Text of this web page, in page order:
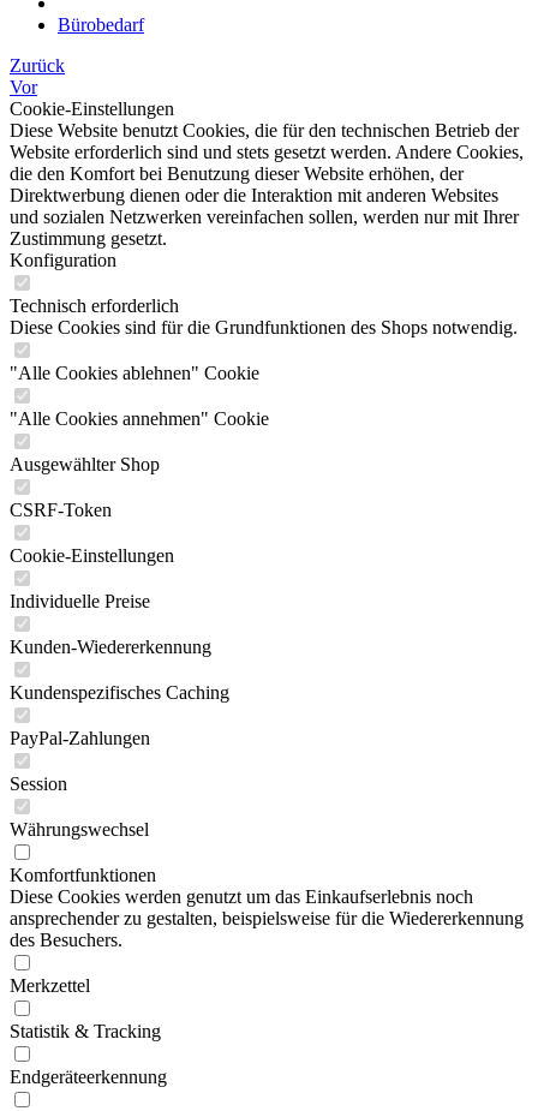
Bürobedarf
Zurück
Vor
Cookie-Einstellungen
Diese Website benutzt Cookies, die für den technischen Betrieb der
Website erforderlich sind und stets gesetzt werden. Andere Cookies,
die den Komfort bei Benutzung dieser Website erhöhen, der
Direktwerbung dienen oder die Interaktion mit anderen Websites
und sozialen Netzwerken vereinfachen sollen, werden nur mit Ihrer
Zustimmung gesetzt.
Konfiguration
Technisch erforderlich
Diese Cookies sind für die Grundfunktionen des Shops notwendig.
"Alle Cookies ablehnen" Cookie
"Alle Cookies annehmen" Cookie
Ausgewählter Shop
CSRF-Token
Cookie-Einstellungen
Individuelle Preise
Kunden-Wiedererkennung
Kundenspezifisches Caching
PayPal-Zahlungen
Session
Währungswechsel
Komfortfunktionen
Diese Cookies werden genutzt um das Einkaufserlebnis noch
ansprechender zu gestalten, beispielsweise für die Wiedererkennung
des Besuchers.
Merkzettel
Statistik & Tracking
Endgeräteerkennung